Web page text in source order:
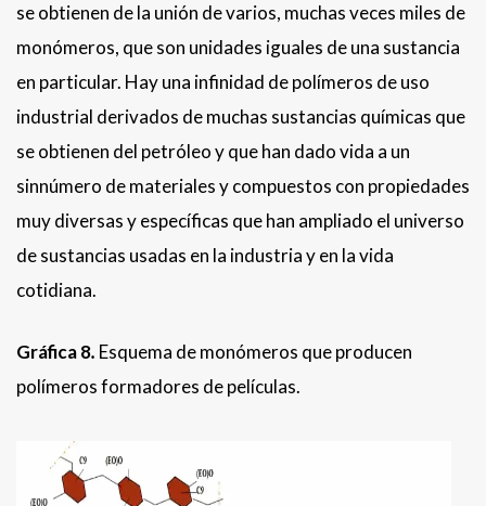
se obtienen de la unión de varios, muchas veces miles de
monómeros, que son unidades iguales de una sustancia
en particular. Hay una infinidad de polímeros de uso
industrial derivados de muchas sustancias químicas que
se obtienen del petróleo y que han dado vida a un
sinnúmero de materiales y compuestos con propiedades
muy diversas y específicas que han ampliado el universo
de sustancias usadas en la industria y en la vida
cotidiana.
Gráfica 8. Esquema de monómeros que producen
polímeros formadores de películas.